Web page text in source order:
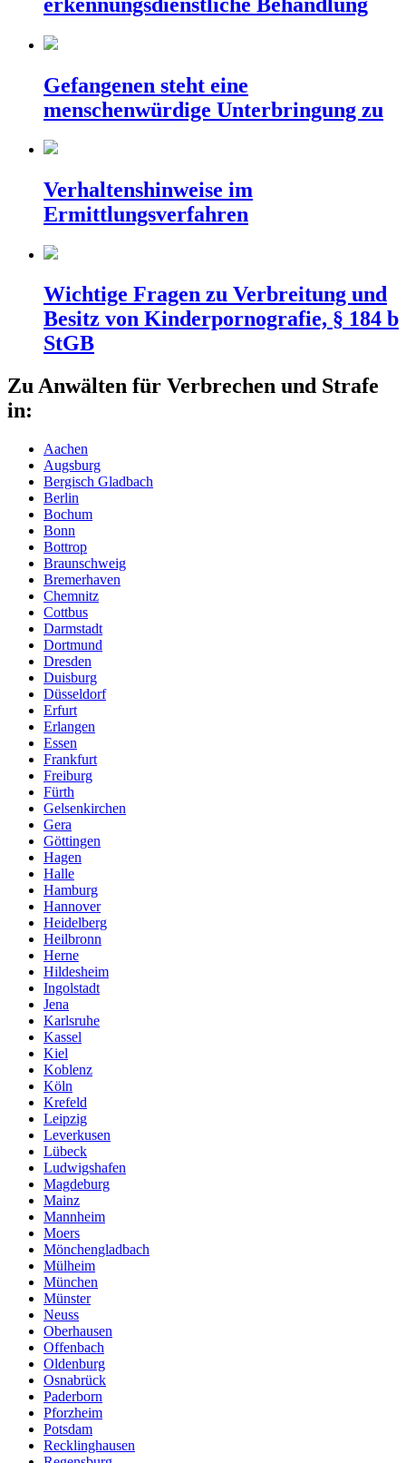
erkennungsdienstliche Behandlung
Gefangenen steht eine
menschenwürdige Unterbringung zu
Verhaltenshinweise im
Ermittlungsverfahren
Wichtige Fragen zu Verbreitung und
Besitz von Kinderpornografie, § 184 b
StGB
Zu Anwälten für Verbrechen und Strafe
in:
Aachen
Augsburg
Bergisch Gladbach
Berlin
Bochum
Bonn
Bottrop
Braunschweig
Bremerhaven
Chemnitz
Cottbus
Darmstadt
Dortmund
Dresden
Duisburg
Düsseldorf
Erfurt
Erlangen
Essen
Frankfurt
Freiburg
Fürth
Gelsenkirchen
Gera
Göttingen
Hagen
Halle
Hamburg
Hannover
Heidelberg
Heilbronn
Herne
Hildesheim
Ingolstadt
Jena
Karlsruhe
Kassel
Kiel
Koblenz
Köln
Krefeld
Leipzig
Leverkusen
Lübeck
Ludwigshafen
Magdeburg
Mainz
Mannheim
Moers
Mönchengladbach
Mülheim
München
Münster
Neuss
Oberhausen
Offenbach
Oldenburg
Osnabrück
Paderborn
Pforzheim
Potsdam
Recklinghausen